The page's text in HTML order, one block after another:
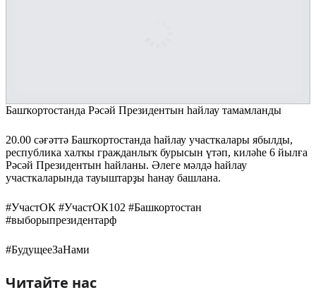
Башҡортостанда Рәсәй Президентын һайлау тамамланды
20.00 сәғәттә Башҡортостанда һайлау участкалары ябылды,
республика халҡы гражданлыҡ бурысын үтәп, киләһе 6 йылға
Рәсәй Президентын һайланы. Әлеге мәлдә һайлау
участкаларында тауыштарҙы һанау башлана.
#УчастОК #УчастОК102 #Башкортостан
#выборыпрезидентарф
#БудущееЗаНами
Читайте нас